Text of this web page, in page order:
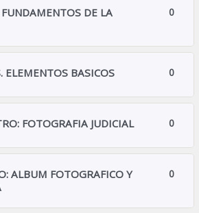
DE LA
0
ELEMENTOS BASICOS 0
FOTOGRAFIA JUDICIAL 0
ALBUM FOTOGRAFICO Y
0